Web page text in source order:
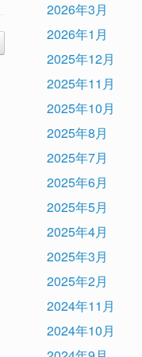
2026年3月
2026年1月
2025年12月
2025年11月
2025年10月
2025年8月
2025年7月
2025年6月
2025年5月
2025年4月
2025年3月
2025年2月
2024年11月
2024年10月